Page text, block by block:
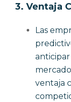
3. Ventaja
Las
anticipar
ventaja